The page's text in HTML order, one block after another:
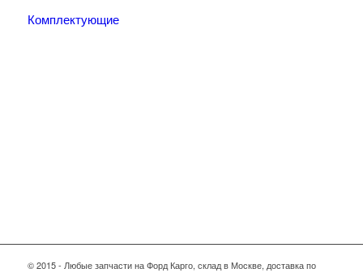
Комплектующие
© 2015 - Любые запчасти на Форд Карго, склад в Москве, доставка по